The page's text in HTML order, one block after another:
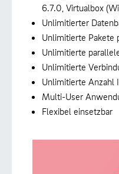
6.7.0, Virtualbox
Unlimitierter
Unlimitierte Pakete
Unlimitierte
Unlimitierte
Unlimitierte Anzahl
Multi-User
Flexibel einsetzbar